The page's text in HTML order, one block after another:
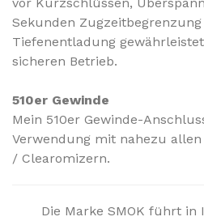
Sekunden
Tiefenentladung
sicheren Betrieb.
510er Gewinde
Mein 510er Gewinde-
Verwendung mit nahezu
/ Clearomizern.
Die Marke SMOK führt